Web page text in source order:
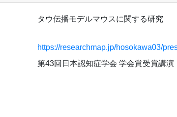
タウ伝播モデルマウスに関する研究
https://researchmap.jp/hosokawa03/
第43回日本認知症学会 学会賞受賞講演